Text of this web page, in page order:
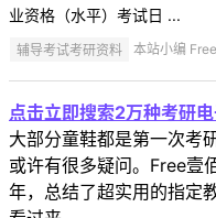
业资格（水平）考试日 ...
辅导考试考研资料 本站小编
点击立即搜索2万种考研电
大部分童鞋都是第一次考
或许有很多疑问。Free壹
年，总结了超实用的指定